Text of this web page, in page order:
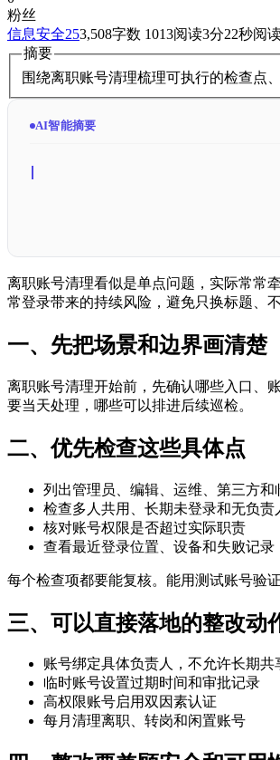
粉丝
信息安全253,508字数 1013阅读3分22秒阅
摘要
围绕离职账号清理梳理可执行的检查点
AI智能摘要
离职账号清理看似是单点问题，实际常常
常登录带来的持续风险，避免只换标题、
一、先把场景和边界画清楚
离职账号清理开始前，先确认哪些入口、
要当天处理，哪些可以排进后续巡检。
二、优先检查这些具体点
列出管理员、编辑、运维、第三方和
检查多人共用、长期未登录和无负责
核对账号权限是否超过实际职责
查看最近登录位置、设备和失败记录
每个检查项都要能复核。能用测试账号验
三、可以直接落地的整改动
账号绑定具体负责人，不允许长期共
临时账号设置过期时间和审批记录
高权限账号启用双因素认证
每月清理离职、转岗和闲置账号